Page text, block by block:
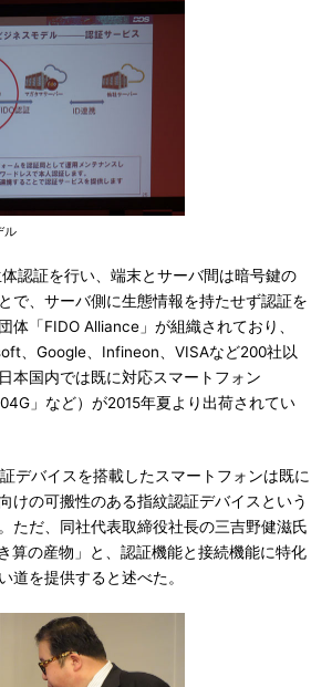
ル
認証を行い、端末とサーバ間は暗号鍵の
で、サーバ側に生態情報を持たせず認証を
体「FIDO Alliance」が組織されており、
、Google、Infineon、VISAなど200社以
本国内では既に対応スマートフォン
04G」など）が2015年夏より出荷されてい
デバイスを搭載したスマートフォンは既に
けの可搬性のある指紋認証デバイスという
ただ、同社代表取締役社長の三吉野健滋氏
算の産物」と、認証機能と接続機能に特化
道を提供すると述べた。